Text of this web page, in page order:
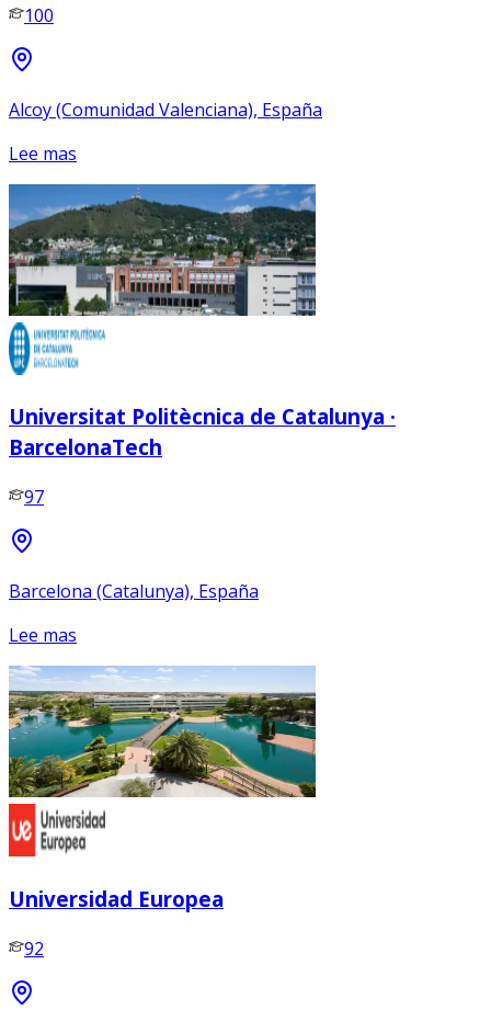
100
Alcoy (Comunidad Valenciana), España
Lee mas
Universitat Politècnica de Catalunya ·
BarcelonaTech
97
Barcelona (Catalunya), España
Lee mas
Universidad Europea
92